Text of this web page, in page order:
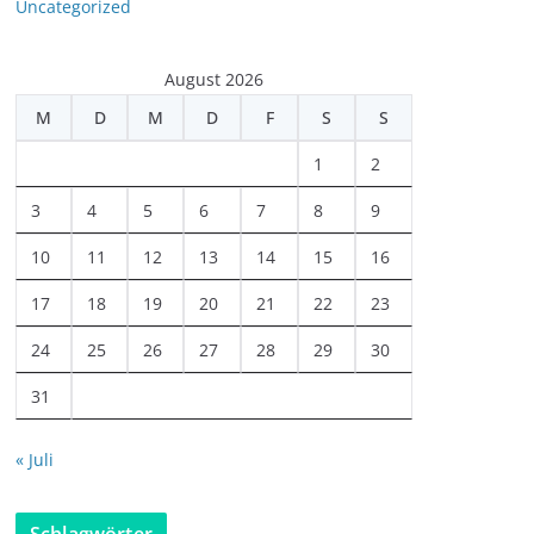
Uncategorized
August 2026
M
D M D F S S
1 2
3 4 5 6 7 8 9
10 11 12 13 14 15 16
17 18 19 20 21 22 23
24 25 26 27 28 29 30
31
« Juli